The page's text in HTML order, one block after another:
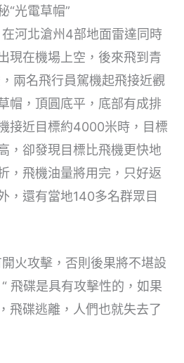
“光電草帽”
河北滄州4部地面雷達同時
現在機場上空，後來飛到青
兩名飛行員駕機起飛接近觀
帽，頂圓底平，底部有成排
接近目標約4000米時，目標
，卻發現目標比飛機更快地
，飛機油量將用完，只好返
，還有當地140多名群眾目
火攻擊，否則後果將不堪設
飛碟是具有攻擊性的，如果
飛碟逃離，人們也就失去了